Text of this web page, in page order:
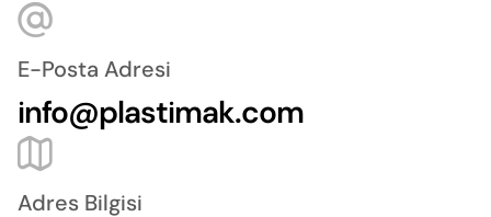
E-Posta Adresi
info@plastimak.com
Adres Bilgisi